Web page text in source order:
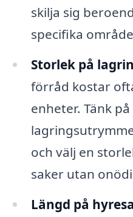
skilja sig
specifika
Storlek på
förråd kostar
enheter. Tänk
och välj en
saker utan
Längd på